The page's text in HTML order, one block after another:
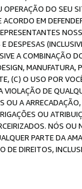
DO SEU
EM
DESPESAS
A COMBINAÇÃO
(C) O USO POR
VIOLAÇÃO DE
OU A
OU
NÓS
PARTE DA
DE DIREITOS,